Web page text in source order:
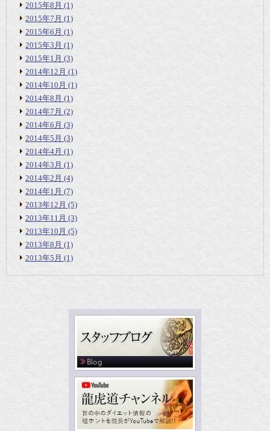
2015年8月 (1)
2015年7月 (1)
2015年6月 (1)
2015年3月 (1)
2015年1月 (3)
2014年12月 (1)
2014年10月 (1)
2014年8月 (1)
2014年7月 (2)
2014年6月 (3)
2014年5月 (3)
2014年4月 (1)
2014年3月 (1)
2014年2月 (4)
2014年1月 (7)
2013年12月 (5)
2013年11月 (3)
2013年10月 (5)
2013年8月 (1)
2013年5月 (1)